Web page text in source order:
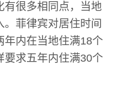
有很多相同点，当地
菲律宾对居住时间
年内在当地住满18个
要求五年内住满30个